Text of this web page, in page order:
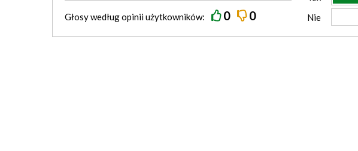
Głosy wedługopiniiużytkowników: 0 0 Nie